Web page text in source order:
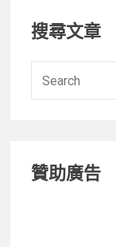
Primary
Sidebar
搜尋文章
贊助廣告